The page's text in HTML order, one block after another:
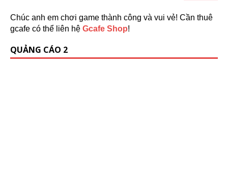
Chúc anh em chơi game thành công và vui vẻ! Cần thuê
gcafe có thể liên hệ Gcafe Shop!
QUẢNG CÁO 2